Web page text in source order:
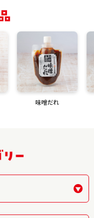
味噌だれ